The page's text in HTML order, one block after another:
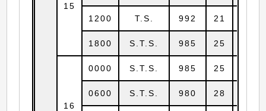
15
1200 T.S. 992 21
1800 S.T.S. 985 25
16
0000 S.T.S. 985 25
0600 S.T.S. 980 28